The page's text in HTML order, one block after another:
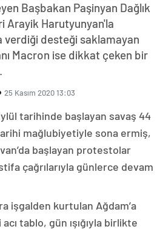
Başbakan Paşinyan Dağlık
Arayik Harutyunyan'la
verdiği desteği saklamayan
Macron ise dikkat çeken bir
25 Kasım 2020 13:03
tarihinde başlayan savaş 44
mağlubiyetiyle sona ermiş,
başlayan protestolar
çağrılarıyla günlerce devam
işgalden kurtulan Ağdam’a
tablo, gün ışığıyla birlikte